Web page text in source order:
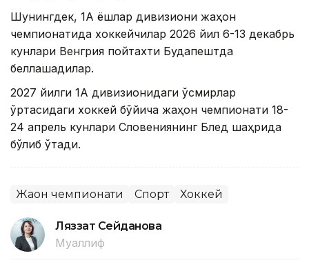
Шунингдек, 1А ёшлар дивизиони жаҳон
чемпионатида хоккейчилар 2026 йил 6-13 декабрь
кунлари Венгрия пойтахти Будапештда
беллашадилар.
2027 йилги 1А дивизионидаги ўсмирлар
ўртасидаги хоккей бўйича жаҳон чемпионати 18-
24 апрель кунлари Словениянинг Блед шаҳрида
бўлиб ўтади.
Жаҳон чемпионати Спорт Хоккей
Ляззат Сейданова
Муаллиф